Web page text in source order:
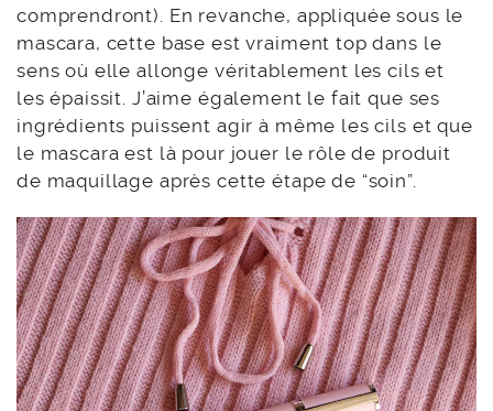
comprendront). En revanche, appliquée sous le
mascara, cette base est vraiment top dans le
sens où elle allonge véritablement les cils et
les épaissit. J’aime également le fait que ses
ingrédients puissent agir à même les cils et que
le mascara est là pour jouer le rôle de produit
de maquillage après cette étape de “soin”.